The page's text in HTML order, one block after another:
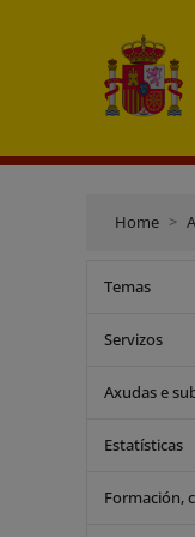
Home
Temas
Servizos
Axudas e
Estatísticas
Formación,